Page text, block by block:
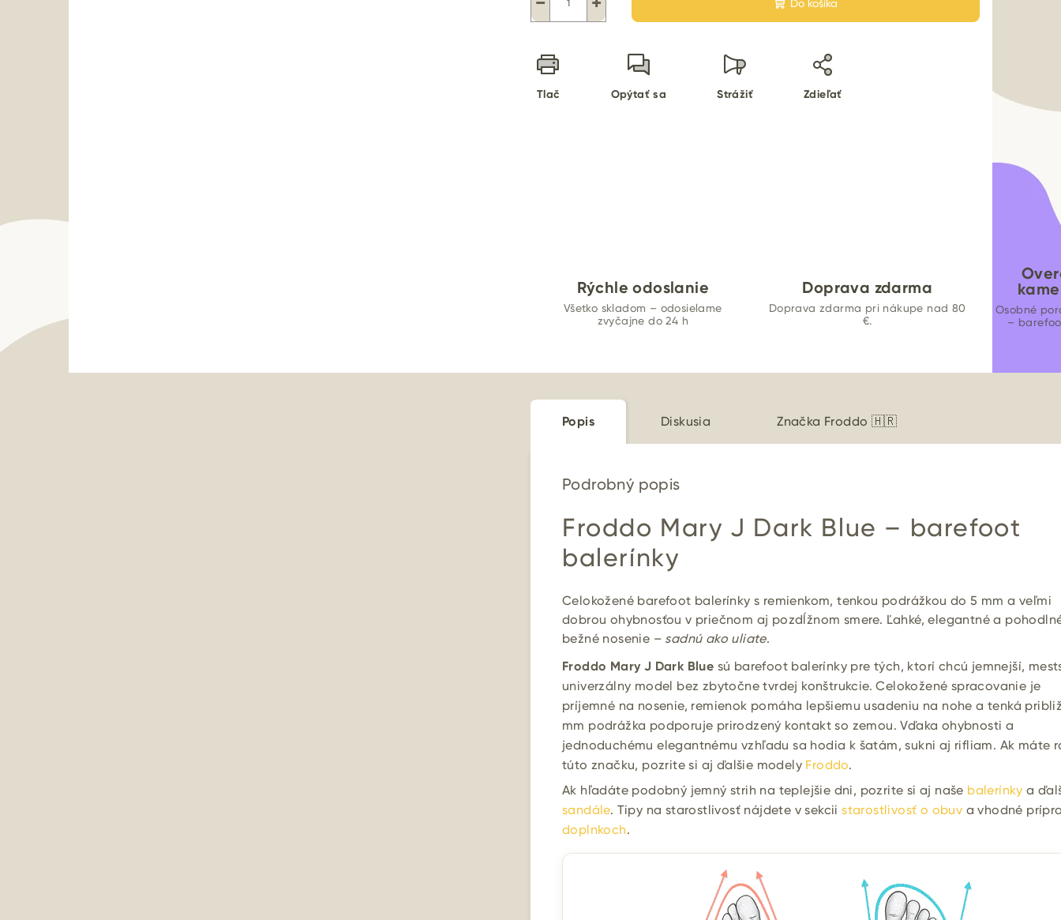
Do košíka
Tlač Opýtať sa Strážiť Zdieľať
Rýchle odoslanie
Všetko skladom – odosielame
zvyčajne do 24 h
Doprava zdarma
Doprava zdarma pri nákupe nad 80
€.
Osobné
–
Popis Diskusia Značka Froddo 🇭🇷
Podrobný popis
Froddo Mary J Dark Blue – barefoot
balerínky
Celokožené barefoot balerínky s remienkom, tenkou podrážkou do 5 mm a veľmi
dobrou ohybnosťou v priečnom aj pozdĺžnom smere. Ľahké, elegantné a
bežné nosenie – sadnú ako uliate.
Froddo Mary J Dark Blue sú barefoot balerínky pre tých, ktorí chcú jemnejší,
univerzálny model bez zbytočne tvrdej konštrukcie. Celokožené spracovanie je
príjemné na nosenie, remienok pomáha lepšiemu usadeniu na nohe a tenká
mm podrážka podporuje prirodzený kontakt so zemou. Vďaka ohybnosti a
jednoduchému elegantnému vzhľadu sa hodia k šatám, sukni aj rifliam. Ak máte
túto značku, pozrite si aj ďalšie modely Froddo.
Ak hľadáte podobný jemný strih na teplejšie dni, pozrite si aj naše balerínky a
sandále. Tipy na starostlivosť nájdete v sekciistarostlivosť o obuv a vhodné
doplnkoch.